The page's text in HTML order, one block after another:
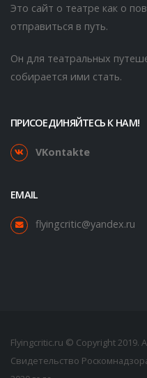
Это сайт о театре как о
отправиться в путь.
Он для театральных
собирается ими стать.
ПРИСОЕДИНЯЙТЕСЬ К НАМ!
VKontakte
EMAIL
flyingcritic@yandex.ru
Flyingcritic.ru © Copyright 2019.
Свидетельство